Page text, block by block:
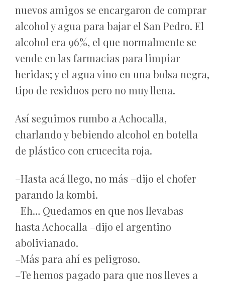
nuevos amigos se encargaron de comprar
alcohol y agua para bajar el San Pedro. El
alcohol era 96%, el que normalmente se
vende en las farmacias para limpiar
heridas; y el agua vino en una bolsa negra,
tipo de residuos pero no muy llena.
Así seguimos rumbo a Achocalla,
charlando y bebiendo alcohol en botella
de plástico con crucecita roja.
–Hasta acá llego, no más –dijo el chofer
parando la kombi.
–Eh… Quedamos en que nos llevabas
hasta Achocalla –dijo el argentino
abolivianado.
–Más para ahí es peligroso.
–Te hemos pagado para que nos lleves a